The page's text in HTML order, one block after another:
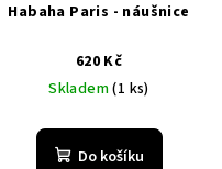
Habaha Paris - náušnice
620 Kč
Skladem(1 ks)
Do košíku